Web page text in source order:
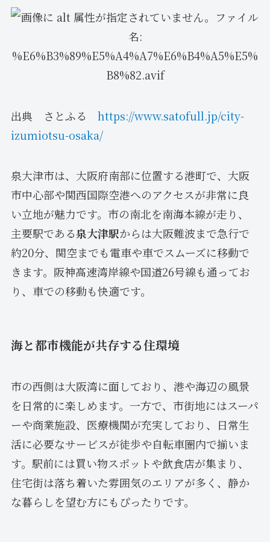
出典 さとふる https://www.satofull.jp/city-
izumiotsu-osaka/
泉大津市は、大阪府南部に位置する港町で、大阪
市中心部や関西国際空港へのアクセスが非常に良
い立地が魅力です。市の南北を南海本線が走り、
主要駅である泉大津駅からは大阪難波まで急行で
約20分、関空までも電車や車でスムーズに移動で
きます。阪神高速湾岸線や国道26号線も通ってお
り、車での移動も快適です。
海と都市機能が共存する住環境
市の西側は大阪湾に面しており、港や海辺の風景
を日常的に楽しめます。一方で、市街地にはスーパ
ーや商業施設、医療機関が充実しており、日常生
活に必要なサービスが徒歩や自転車圏内で揃いま
す。駅前には買い物スポットや飲食店が集まり、
住宅街は落ち着いた雰囲気のエリアが多く、静か
な暮らしを望む方にもぴったりです。